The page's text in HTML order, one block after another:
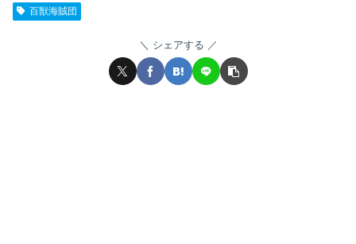
百獣海賊団
シェアする